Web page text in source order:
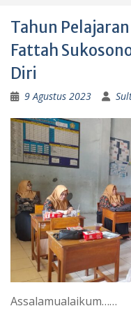
Tahun
Fattah
Diri
9 Agustus 2023
Assalamualaikum……